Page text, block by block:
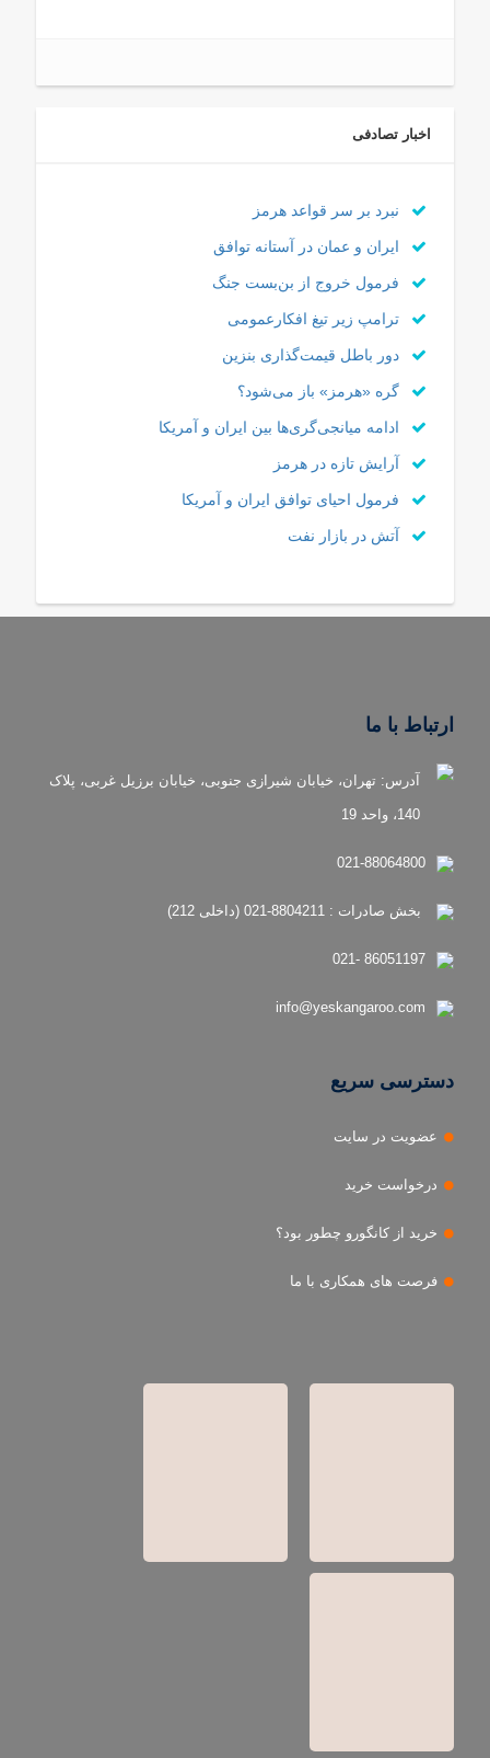
اخبار تصادفی
نبرد بر سر قواعد هرمز
ایران و عمان در آستانه توافق
فرمول خروج از بن‌بست جنگ
ترامپ زیر تیغ افکارعمومی
دور باطل قیمت‌گذاری بنزین
گره «هرمز» باز می‌شود؟
ادامه میانجی‌گری‌ها بین ایران و آمریکا
آرایش تازه در هرمز
فرمول احیای توافق ایران و آمریکا
آتش در بازار نفت
ارتباط با ما
آدرس: تهران، خیابان شیرازی جنوبی، خیابان برزیل غربی، پلاک
140، واحد 19
021-88064800
بخش صادرات : 8804211-021 (داخلی 212)
86051197 -021
info@yeskangaroo.com
دسترسی سریع
عضویت در سایت
درخواست خرید
خرید از کانگورو چطور بود؟
فرصت های همکاری با ما